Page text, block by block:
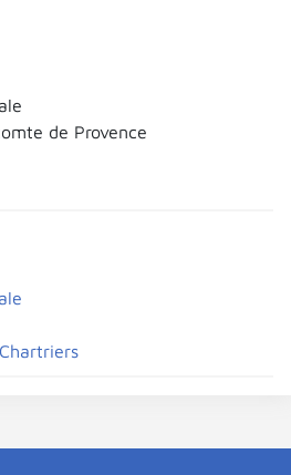
de Provence